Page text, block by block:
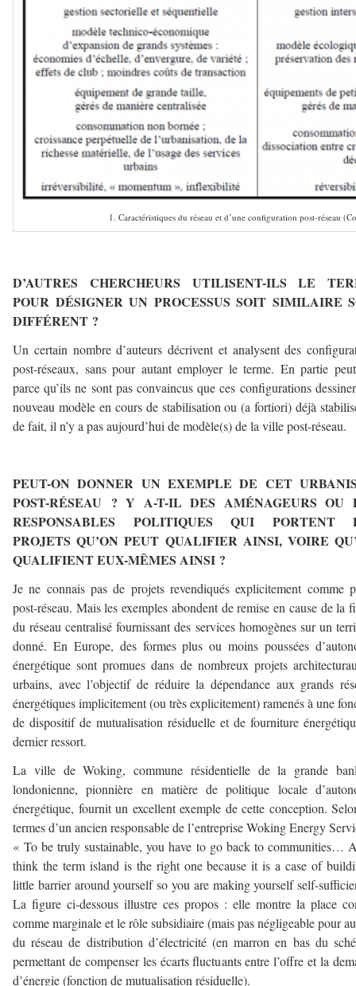
1. Caractéristiques du réseau et d’une configuration post-réseau
D’AUTRES CHERCHEURS UTILISENT-ILS LE
POUR DÉSIGNER UN PROCESSUS SOIT SIMILAIRE
DIFFÉRENT ?
Un certain nombre d’auteurs décrivent et analysent des
post-réseaux, sans pour autant employer le terme. En partie
parce qu’ils ne sont pas convaincus que ces configurations
nouveau modèle en cours de stabilisation ou (a fortiori) déjà
de fait, il n’y a pas aujourd’hui de modèle(s) de la ville post-réseau.
PEUT-ON DONNER UN EXEMPLE DE CET
POST-RÉSEAU ? Y A-T-IL DES AMÉNAGEURS OU
RESPONSABLES POLITIQUES QUI PORTENT
PROJETS QU’ON PEUT QUALIFIER AINSI, VOIRE
QUALIFIENT EUX-MÊMES AINSI ?
Je ne connais pas de projets revendiqués explicitement comme
post-réseau. Mais les exemples abondent de remise en cause de la
du réseau centralisé fournissant des services homogènes sur un
donné. En Europe, des formes plus ou moins poussées
énergétique sont promues dans de nombreux projets
urbains, avec l’objectif de réduire la dépendance aux grands
énergétiques implicitement (ou très explicitement) ramenés à une
de dispositif de mutualisation résiduelle et de fourniture
dernier ressort.
La ville de Woking, commune résidentielle de la grande
londonienne, pionnière en matière de politique locale
énergétique, fournit un excellent exemple de cette conception.
termes d’un ancien responsable de l’entreprise Woking Energy
« To be truly sustainable, you have to go back to communities…
think the term island is the right one because it is a case of
little barrier around yourself so you are making yourself self-
La figure ci-dessous illustre ces propos : elle montre la place
comme marginale et le rôle subsidiaire (mais pas négligeable pour
du réseau de distribution d’électricité (en marron en bas du
permettant de compenser les écarts fluctuants entre l’offre et la
d’énergie (fonction de mutualisation résiduelle).